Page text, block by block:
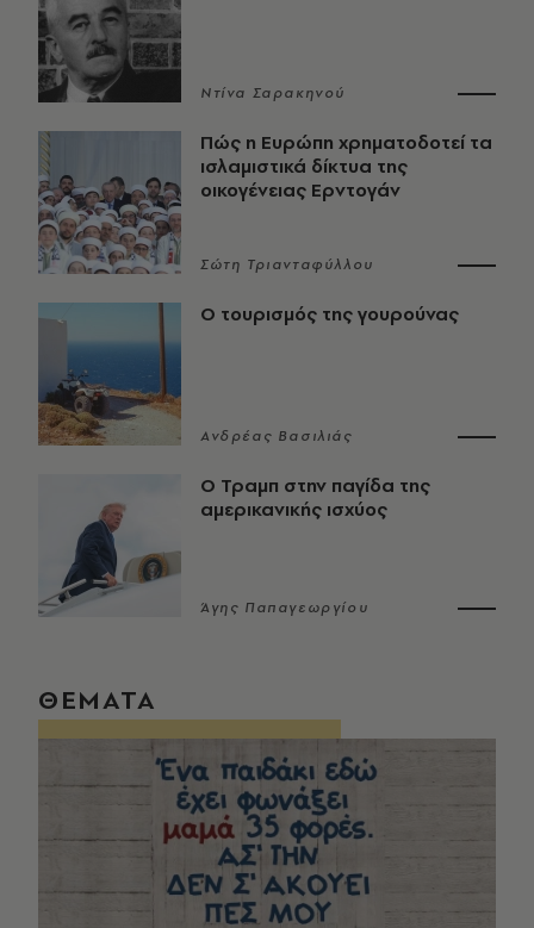
Ντίνα Σαρακηνού
Πώς η Ευρώπη χρηματοδοτεί τα
ισλαμιστικά δίκτυα της
οικογένειας Ερντογάν
Σώτη Τριανταφύλλου
Ο τουρισμός της γουρούνας
Ανδρέας Βασιλιάς
Ο Τραμπ στην παγίδα της
αμερικανικής ισχύος
Άγης Παπαγεωργίου
ΘΕΜΑΤΑ